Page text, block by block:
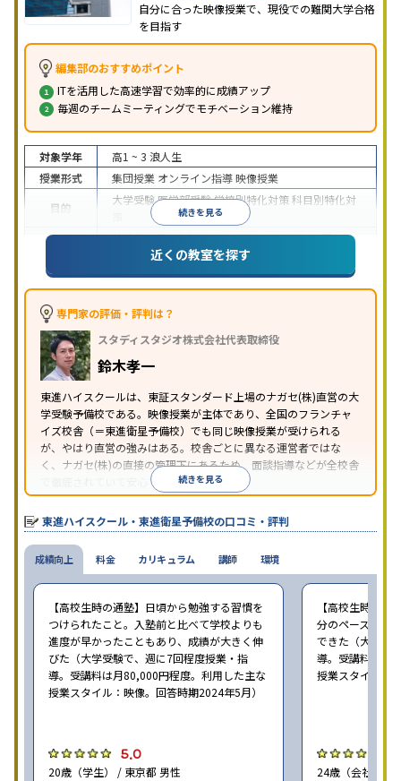
自分に合った映像授業で、現役での難関大学合格
を目指す
編集部のおすすめポイント
ITを活用した高速学習で効率的に成績アップ
毎週のチームミーティングでモチベーション維持
続きを見る
対象学年 高1 ~ 3 浪人生
授業形式
集団授業 オンライン指導映像授業
目的
大学受験医学部受験学校別特化対策科目別特化対
特待生・奨学金制度あり授業の振替可能学習に
PC・タブレットを利用1科目から受講可能
習のみの受講可
※2024年6月調査。大学受験塾・予備校のアンケート調査方法を参照
近くの教室を探す
専門家の評価・評判は？
スタディスタジオ株式会社代表取締役
鈴木孝一
東進ハイスクールは、東証スタンダード上場のナガセ(株)直営の大
学受験予備校である。映像授業が主体であり、全国のフランチャ
イズ校舎（＝東進衛星予備校）でも同じ映像授業が受けられる
が、やはり直営の強みはある。校舎ごとに異なる運営者ではな
く、ナガセ(株)の直接の管理下にあるため、面談指導などが全校舎
で徹底されていて安心できる。
東進衛星予備校は、運営会社により指導方針や校舎のルールが異
なる。体験授業では、授業のみで判断するのではなく、担当者や
校舎雰囲気、校舎での合格実績などを確認すると良いだろう。
続きを見る
東進ハイスクール・東進衛星予備校の口コミ・評判
成績向上
【高校生時の通塾】日頃から勉強する習慣を
つけられたこと。入塾前と比べて学校よりも
進度が早かったこともあり、成績が大きく伸
びた（大学受験で、週に7回程度授業・指
導。受講料は月80,000円程度。利用した主な
授業スタイル：映像。回答時期2024年5月）
5.0
20歳（学生） / 東京都 男性
【高校生時の通
分のペースで進
できた（大学受
導。受講料は月
授業スタイル：
24歳（会社員<
料金 カリキュラム 講師 環境